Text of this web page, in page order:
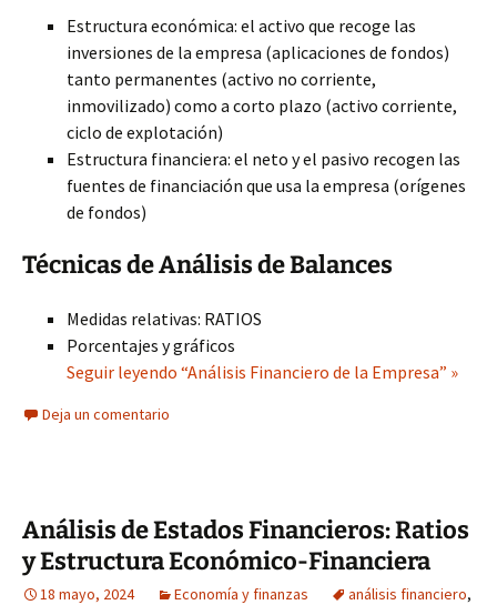
Estructura económica: el activo que recoge las
inversiones de la empresa (aplicaciones de fondos)
tanto permanentes (activo no corriente,
inmovilizado) como a corto plazo (activo corriente,
ciclo de explotación)
Estructura financiera: el neto y el pasivo recogen las
fuentes de financiación que usa la empresa (orígenes
de fondos)
Técnicas de Análisis de Balances
Medidas relativas: RATIOS
Porcentajes y gráficos
Seguir leyendo “Análisis Financiero de la Empresa” »
Deja un comentario
Análisis de Estados Financieros: Ratios
y Estructura Económico-Financiera
18 mayo, 2024 Economía y finanzas análisis financiero,